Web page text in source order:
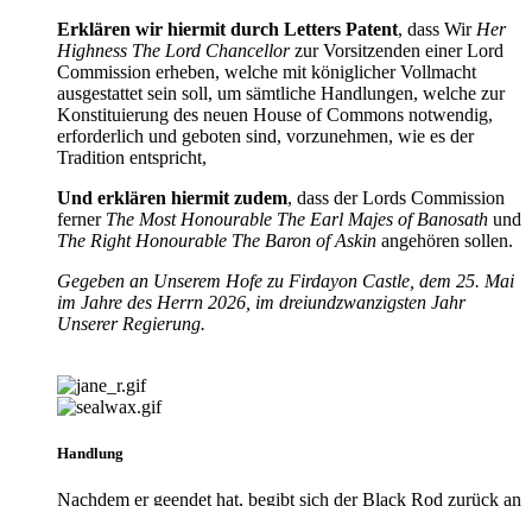
Erklären wir hiermit durch Letters Patent, dass Wir Her
Highness The Lord Chancellorzur Vorsitzenden einer Lord
Commission erheben, welche mit königlicher Vollmacht
ausgestattet sein soll, um sämtliche Handlungen, welche zur
Konstituierung des neuen House of Commons notwendig,
erforderlich und geboten sind, vorzunehmen, wie es der
Tradition entspricht,
Und erklären hiermit zudem, dass der Lords Commission
ferner The Most Honourable The Earl Majes of Banosath und
The Right Honourable The Baron of Askin angehören sollen.
Gegeben an Unserem Hofe zu Firdayon Castle, dem 25. Mai
im Jahre des Herrn 2026, im dreiundzwanzigsten Jahr
Unserer Regierung.
Handlung
Nachdem er geendet hat, begibt sich der Black Rod zurück an